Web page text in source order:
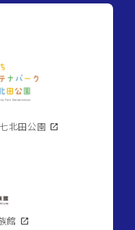
北田公園 open_in_new
館 open_in_new